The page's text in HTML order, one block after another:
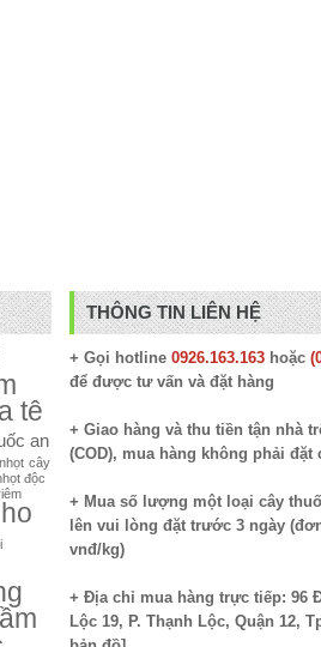
tê
an
cây
độc
ho
THÔNG TIN LIÊN HỆ
+ Gọi hotline 0926.163.163 hoặc
để được tư vấn và đặt hàng
+ Giao hàng và thu tiền tận nhà
(COD), mua hàng không phải đặt
+ Mua số lượng một loại cây
lên vui lòng đặt trước 3 ngày
vnđ/kg)
+ Địa chỉ mua hàng trực tiếp: 96
Lộc 19, P. Thạnh Lộc, Quận 12,